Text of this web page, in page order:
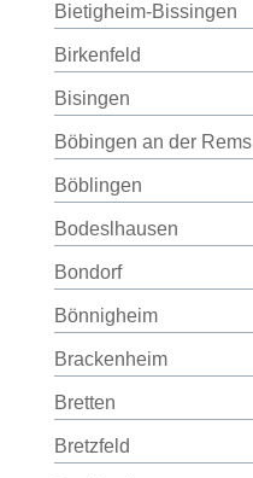
Bietigheim-Bissingen
Birkenfeld
Bisingen
Böbingen an der Rems
Böblingen
Bodeslhausen
Bondorf
Bönnigheim
Brackenheim
Bretten
Bretzfeld